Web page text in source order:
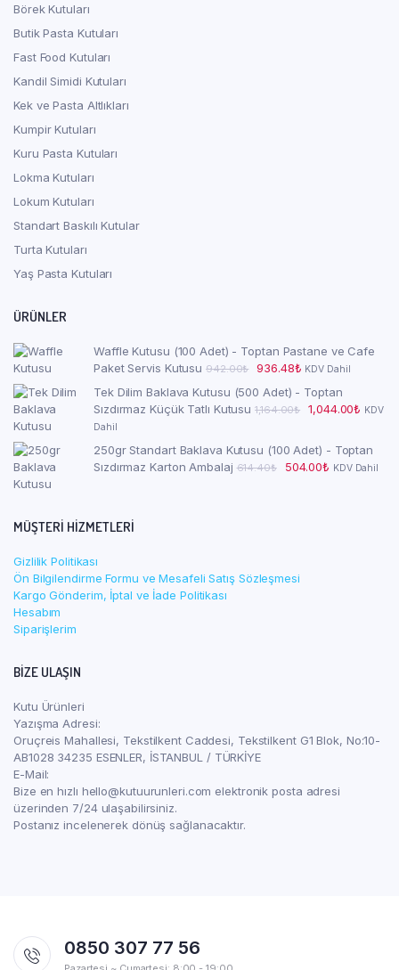
Börek Kutuları
Butik Pasta Kutuları
Fast Food Kutuları
Kandil Simidi Kutuları
Kek ve Pasta Altlıkları
Kumpir Kutuları
Kuru Pasta Kutuları
Lokma Kutuları
Lokum Kutuları
Standart Baskılı Kutular
Turta Kutuları
Yaş Pasta Kutuları
ÜRÜNLER
Waffle Kutusu (100 Adet) - Toptan Pastane ve Cafe
Paket Servis Kutusu 942.00₺
Orijinal
942.00₺.
936.48₺Şu
fiyat:
936.48₺.
KDV Dahil
Tek Dilim Baklava Kutusu (500 Adet) - Toptan
Sızdırmaz Küçük Tatlı Kutusu 1,164.00₺
Orijinal
1,044.00₺ Şu
KDV
Dahil
250gr Standart Baklava Kutusu (100 Adet) - Toptan
Sızdırmaz Karton Ambalaj 614.40₺
Orijinal
504.00₺ Şu
KDV Dahil
MÜŞTERI HIZMETLERI
Gizlilik Politikası
Ön Bilgilendirme Formu ve Mesafeli Satış Sözleşmesi
Kargo Gönderim, İptal ve İade Politikası
Hesabım
Siparişlerim
BIZE ULAŞIN
Kutu Ürünleri
Yazışma Adresi:
Oruçreis Mahallesi, Tekstilkent Caddesi, Tekstilkent G1 Blok, No:10-
AB1028 34235 ESENLER, İSTANBUL / TÜRKİYE
E-Mail:
Bize en hızlı hello@kutuurunleri.com elektronik posta adresi
üzerinden 7/24 ulaşabilirsiniz.
Postanız incelenerek dönüş sağlanacaktır.
0850 307 77 56